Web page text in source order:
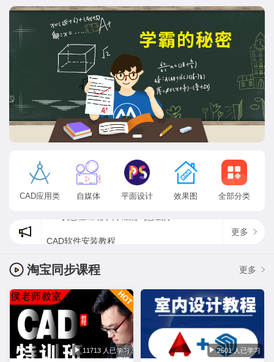
CAD应用类 自媒体 平面设计 效果图 全部分类
更多
淘宝同步课程 更多
11713 人已学习 2501 人已学习